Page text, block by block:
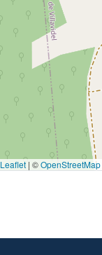
Leaflet | ©OpenStreetMap